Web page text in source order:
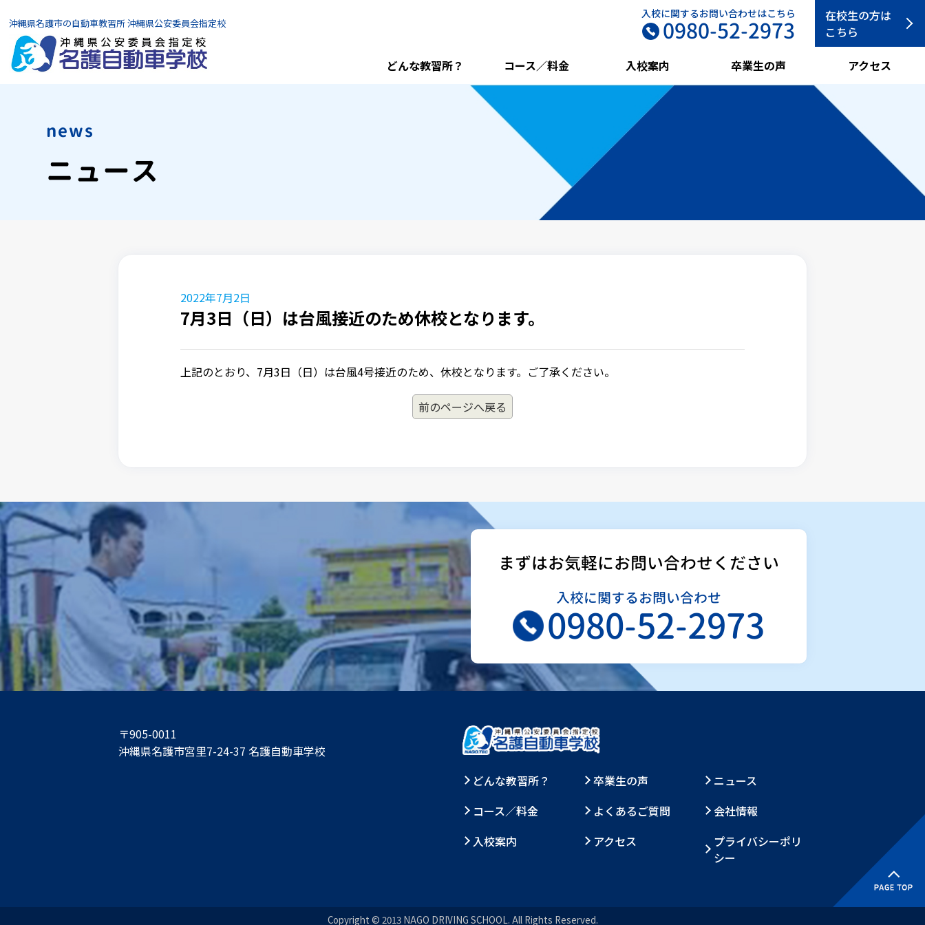
沖縄県名護市の自動車教習所 沖縄県公安委員会指定校
入校に関するお問い合わせはこちら
0980-52-2973
在校生の方は
こちら
どんな教習所？ コース／料金 入校案内 卒業生の声 アクセス
news
ニュース
2022年7月2日
7月3日（日）は台風接近のため休校となります。
上記のとおり、7月3日（日）は台風4号接近のため、休校となります。ご了承ください。
前のページへ戻る
まずはお気軽にお問い合わせください
入校に関するお問い合わせ
0980-52-2973
〒905-0011
沖縄県名護市宮里7-24-37 名護自動車学校
どんな教習所？
コース／料金
入校案内
卒業生の声
よくあるご質問
アクセス
ニュース
会社情報
プライバシーポリ
シー
Copyright © 2013 NAGO DRIVING SCHOOL. All Rights Reserved.